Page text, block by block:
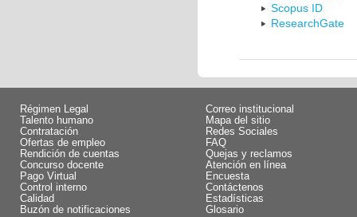
Scopus ID
ResearchGate
Régimen Legal
Talento humano
Contratación
Ofertas de empleo
Rendición de cuentas
Concurso docente
Pago Virtual
Control interno
Calidad
Buzón de notificaciones
Correo institucional
Mapa del sitio
Redes Sociales
FAQ
Quejas y reclamos
Atención en línea
Encuesta
Contáctenos
Estadísticas
Glosario